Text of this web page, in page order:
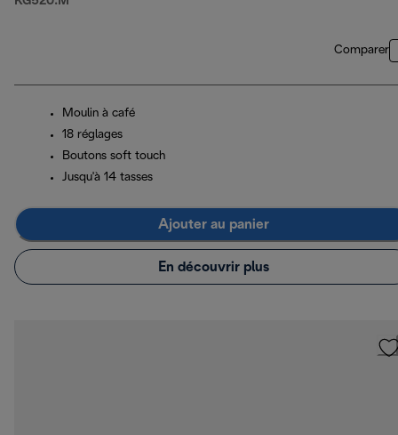
Comparer
Moulin à café
18 réglages
Boutons soft touch
Jusqu'à 14 tasses
Ajouter au panier
En découvrir plus